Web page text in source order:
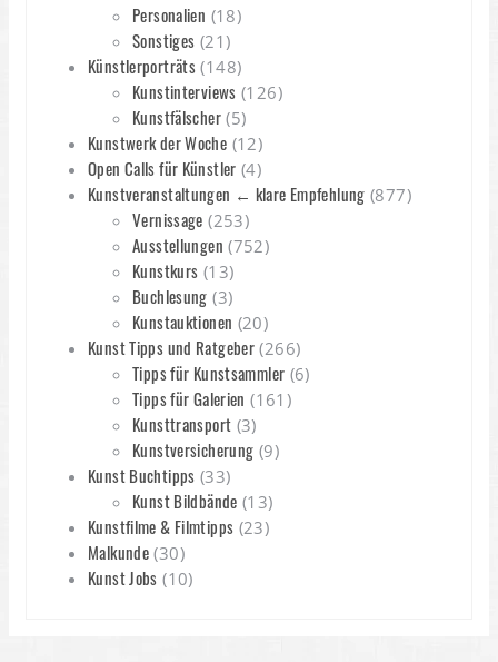
Personalien (18)
Sonstiges (21)
Künstlerporträts (148)
Kunstinterviews (126)
Kunstfälscher(5)
Kunstwerk der Woche (12)
Open Calls für Künstler (4)
Kunstveranstaltungen ← klare Empfehlung (877)
Vernissage (253)
Ausstellungen (752)
Kunstkurs (13)
Buchlesung (3)
Kunstauktionen (20)
Kunst Tipps und Ratgeber (266)
Tipps für Kunstsammler (6)
Tipps für Galerien (161)
Kunsttransport (3)
Kunstversicherung (9)
Kunst Buchtipps (33)
Kunst Bildbände (13)
Kunstfilme & Filmtipps (23)
Malkunde (30)
Kunst Jobs (10)